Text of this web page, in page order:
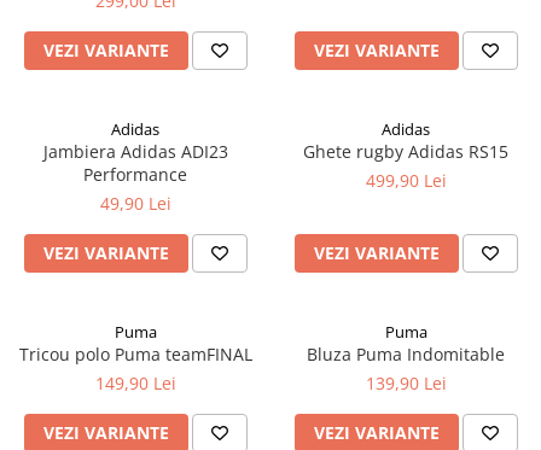
VEZI VARIANTE VEZI VARIANTE
Adidas
Jambiera Adidas ADI23
Performance
49,90 Lei
VEZI VARIANTE
Adidas
Ghete rugby Adidas RS15
499,90 Lei
VEZI VARIANTE
Puma
Tricou polo Puma teamFINAL
149,90 Lei
VEZI VARIANTE
Puma
Bluza Puma Indomitable
139,90 Lei
VEZI VARIANTE